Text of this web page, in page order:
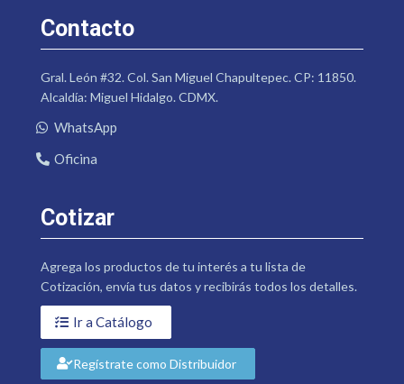
Contacto
Gral. León #32. Col. San Miguel Chapultepec. CP: 11850.
Alcaldía: Miguel Hidalgo. CDMX.
WhatsApp
Oficina
Cotizar
Agrega los productos de tu interés a tu lista de
Cotización, envía tus datos y recibirás todos los detalles.
Ir a Catálogo
Regístrate como Distribuidor